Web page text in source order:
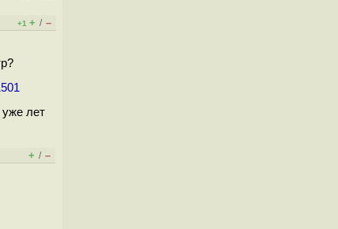
+1 + / –
уже лет
+ / –